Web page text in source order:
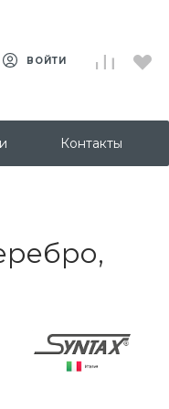
ВОЙТИ
Контакты